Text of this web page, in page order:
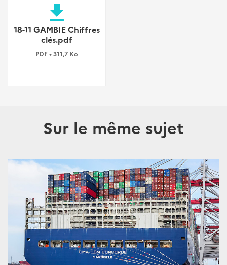
file_download
18-11 GAMBIE Chiffres
clés.pdf
PDF • 311,7 Ko
Sur le même sujet